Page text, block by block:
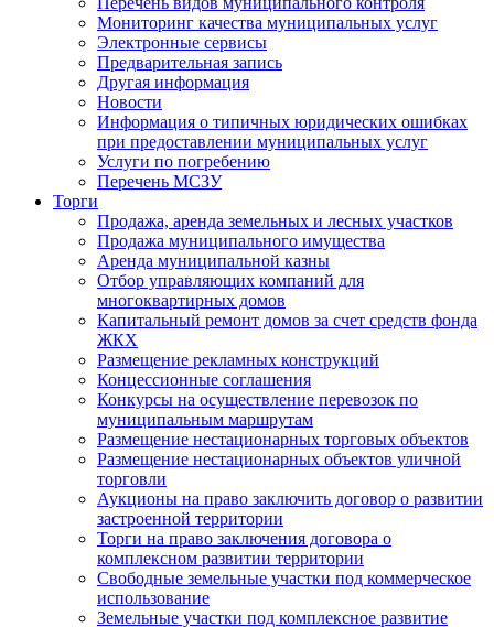
Мониторинг качества муниципальных услуг
Электронные сервисы
Предварительная запись
Другая информация
Новости
Информация о типичных юридических ошибках
при предоставлении муниципальных услуг
Услуги по погребению
Перечень МСЗУ
Торги
Продажа, аренда земельных и лесных участков
Продажа муниципального имущества
Аренда муниципальной казны
Отбор управляющих компаний для
многоквартирных домов
Капитальный ремонт домов за счет средств фонда
ЖКХ
Размещение рекламных конструкций
Концессионные соглашения
Конкурсы на осуществление перевозок по
муниципальным маршрутам
Размещение нестационарных торговых объектов
Размещение нестационарных объектов уличной
торговли
Аукционы на право заключить договор о развитии
застроенной территории
Торги на право заключения договора о
комплексном развитии территории
Свободные земельные участки под коммерческое
использование
Земельные участки под комплексное развитие